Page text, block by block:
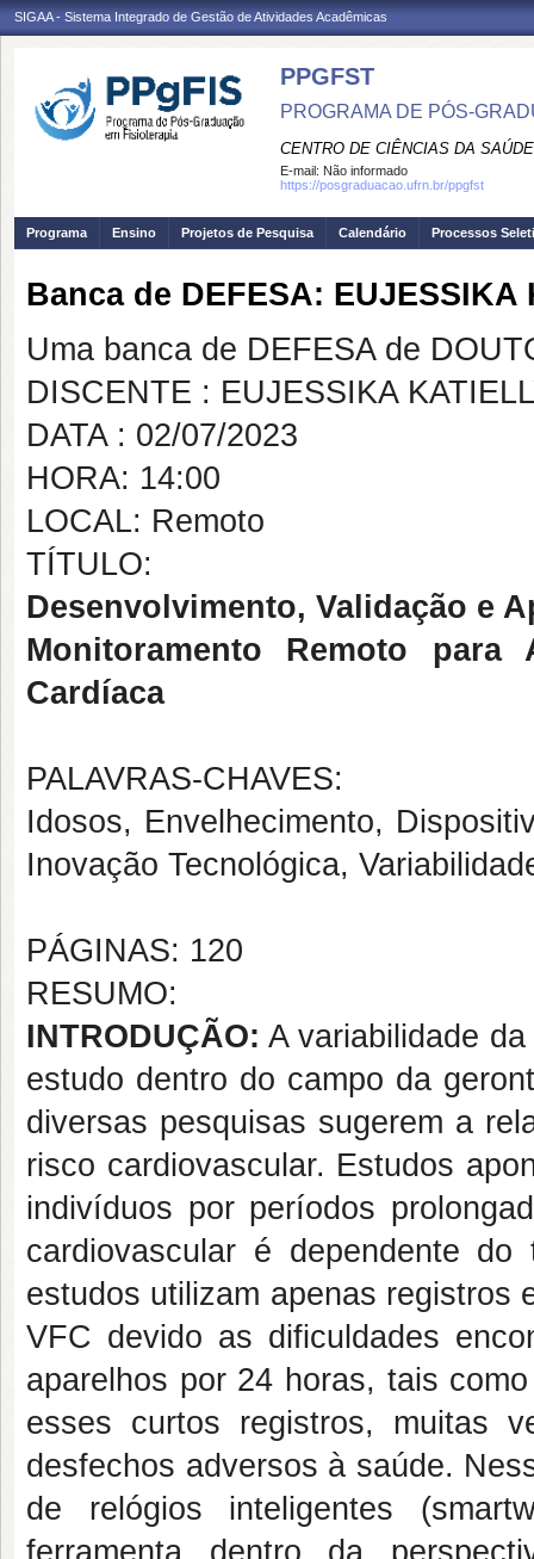
SIGAA - Sistema Integrado de Gestão de Atividades Acadêmicas
PPGFST
PROGRAMA DE PÓS-
CENTRO DE CIÊNCIAS DA SAÚDE
E-mail: Não informado
https://posgraduacao.ufrn.br/ppgfst
Programa Ensino Projetos de Pesquisa Calendário Processos
Banca de DEFESA: EUJESSIKA
Uma banca de DEFESA de
DISCENTE : EUJESSIKA
DATA : 02/07/2023
HORA: 14:00
LOCAL: Remoto
TÍTULO:
Desenvolvimento, Validação e
Monitoramento Remoto
Cardíaca
PALAVRAS-CHAVES:
Idosos, Envelhecimento,
Inovação Tecnológica,
PÁGINAS: 120
RESUMO:
INTRODUÇÃO: A variabilidade
estudo dentro do campo da
diversas pesquisas sugerem a
risco cardiovascular. Estudos
indivíduos por períodos
cardiovascular é dependente
estudos utilizam apenas registros
VFC devido as dificuldades
aparelhos por 24 horas, tais
esses curtos registros, muitas
desfechos adversos à saúde.
de relógios inteligentes
ferramenta dentro da